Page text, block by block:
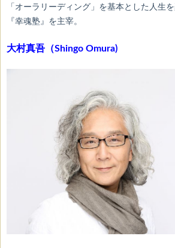
「オーラリーディング」を基本とした人生
『幸魂塾』を主宰。
大村真吾（Shingo Omura)